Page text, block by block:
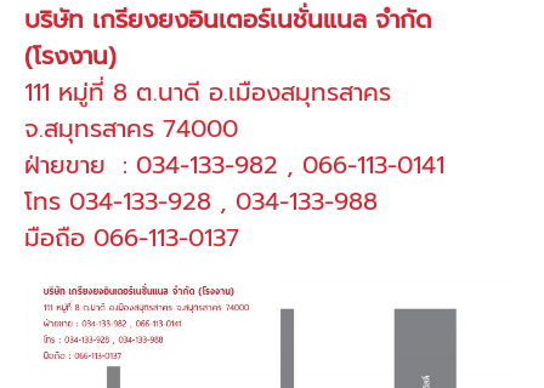
บริษัท เกรียงยงอินเตอร์เนชั่นแนล จำกัด
(โรงงาน)
111 หมู่ที่ 8 ต.นาดี อ.เมืองสมุทรสาคร
จ.สมุทรสาคร 74000
ฝ่ายขาย : 034-133-982 , 066-113-0141
โทร 034-133-928 , 034-133-988
มือถือ 066-113-0137